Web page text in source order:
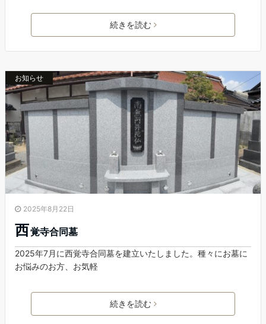
続きを読む
お知らせ
2025年8月22日
西覚寺合同墓
2025年7月に西覚寺合同墓を建立いたしました。種々にお墓に
お悩みのお方、お気軽
続きを読む